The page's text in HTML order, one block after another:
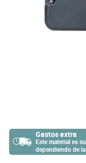
Gastos extra
Este material es
dependiendo de